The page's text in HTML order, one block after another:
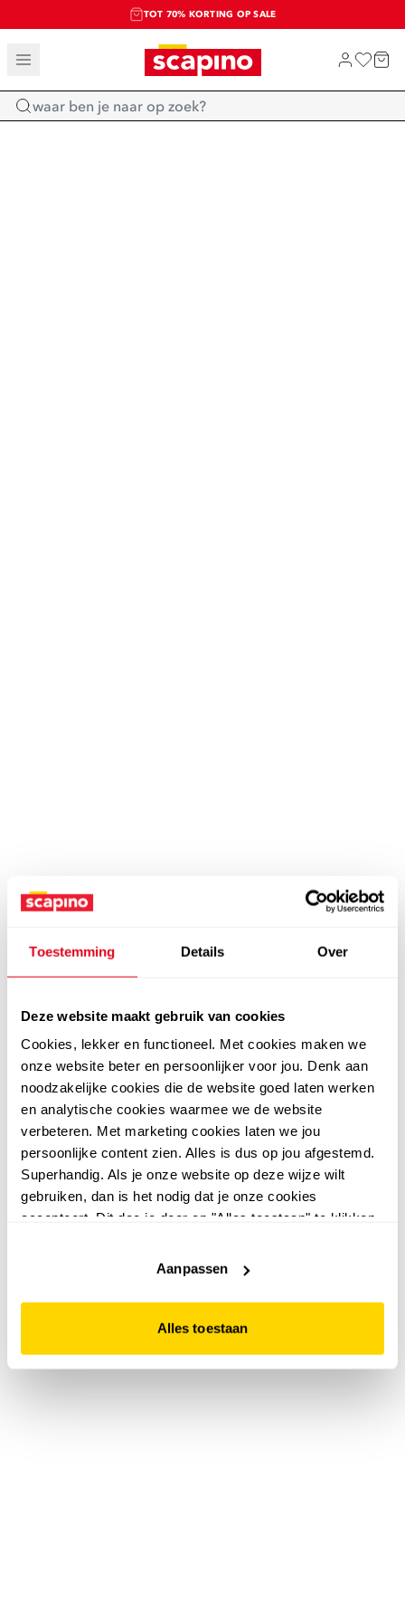
Toestemming Details Over
Deze website maakt gebruik van cookies
Cookies, lekker en functioneel. Met cookies maken we
onze website beter en persoonlijker voor jou. Denk aan
noodzakelijke cookies die de website goed laten werken
en analytische cookies waarmee we de website
verbeteren. Met marketing cookies laten we jou
persoonlijke content zien. Alles is dus op jou afgestemd.
Superhandig. Als je onze website op deze wijze wilt
gebruiken, dan is het nodig dat je onze cookies
accepteert. Dit doe je door op "Alles toestaan" te klikken.
website niet optimaal functioneert.
Aanpassen
Alles toestaan
TOT 70% KORTING OP SALE
SALE: LAATSTE KANS!
SHOP NIEUW
Home